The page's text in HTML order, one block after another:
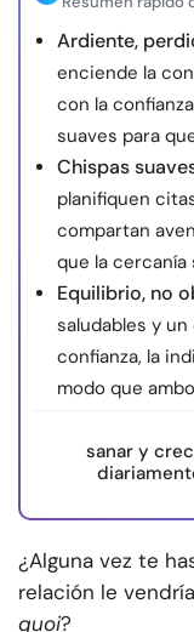
Ardiente,
enciende la
con la
suaves para
Chispas
planifiquen
compartan
que la
Equilibrio, no
saludables y
confianza, la
modo que
sanar y
¿Alguna vez te
relación le
quoi?